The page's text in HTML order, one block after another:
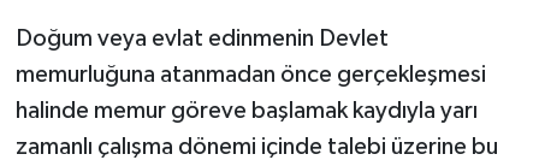
Doğum veya evlat edinmenin Devlet
memurluğuna atanmadan önce gerçekleşmesi
halinde memur göreve başlamak kaydıyla yarı
zamanlı çalışma dönemi içinde talebi üzerine bu